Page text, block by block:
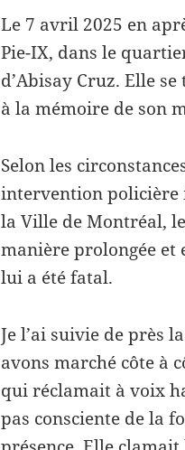
Le 7 avril 2025 en
Pie-IX, dans le
d’Abisay Cruz. Elle
à la mémoire de son
Selon les
intervention policière
la Ville de Montréal,
manière prolongée et
lui a été fatal.
Je l’ai suivie de près
avons marché côte à
qui réclamait à voix
pas consciente de la